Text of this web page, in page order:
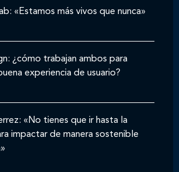
«Estamos más vivos que nunca»
¿cómo trabajan ambos para
experiencia de usuario?
«No tienes que ir hasta la
impactar de manera sostenible